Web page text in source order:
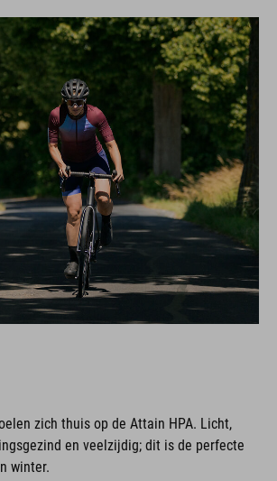
zich thuis op de Attain HPA. Licht,
en veelzijdig; dit is de perfecte
winter.